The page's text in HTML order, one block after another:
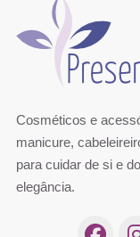
Cosméticos e
manicure,
para cuidar de si e
elegância.